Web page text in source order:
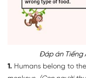
Đáp án Tiếng
1. Humans belong to